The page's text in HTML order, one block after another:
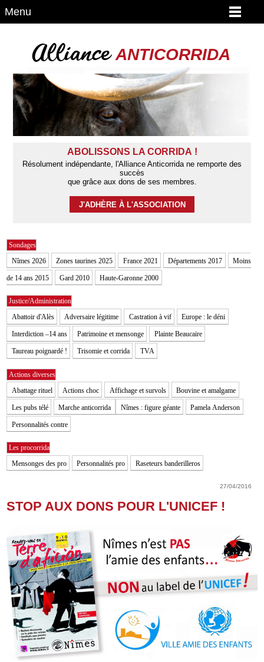
Menu
AllianceANTICORRIDA
ABOLISSONS LA CORRIDA !
Résolument indépendante, l'Alliance Anticorrida ne remporte des
succès
que grâce aux dons de ses membres.
J'ADHÈRE À L'ASSOCIATION
Sondages
Nîmes 2026 Zones taurines 2025 France 2021 Départements 2017 Moins
de 14 ans 2015 Gard 2010 Haute-Garonne 2000
Justice/Administration
Abattoir d'Alès Adversaire légitime Castration à vif Europe : le déni
Interdiction –14 ans Patrimoine et mensonge Plainte Beaucaire
Taureau poignardé ! Trisomie et corrida TVA
Actions diverses
Abattage rituel Actions choc Affichage et survols Bouvine et amalgame
Les pubs télé Marche anticorrida Nîmes : figure géante Pamela Anderson
Personnalités contre
Les procorrida
Mensonges des pro Personnalités pro Raseteurs banderilleros
27/04/2016
STOP AUX DONS POUR L'UNICEF !